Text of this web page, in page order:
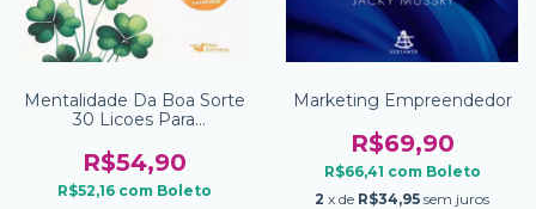
Mentalidade Da Boa Sorte
30 Licoes Para
Prosperidade
R$54,90
R$52,16 com Boleto
Marketing Empreendedor
R$69,90
R$66,41 com Boleto
2 x de R$34,95 sem juros